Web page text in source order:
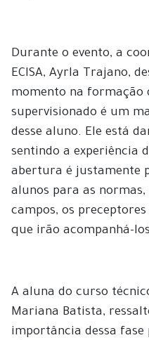
Durante o evento, a
ECISA, Ayrla Trajano,
momento na formação
supervisionado é um
desse aluno. Ele está
sentindo a experiência
abertura é justamente
alunos para as
campos, os
que irão acompanhá-
A aluna do curso
Mariana Batista,
importância dessa